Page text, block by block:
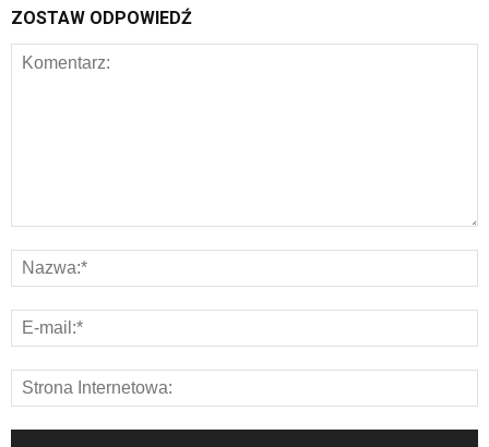
ZOSTAW ODPOWIEDŹ